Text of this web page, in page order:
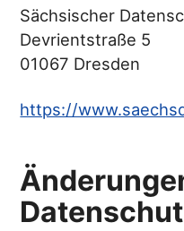
Sächsischer
Devrientstraße 5
01067 Dresden
https://